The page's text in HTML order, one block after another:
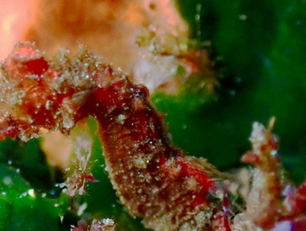
訪日外国人
貸切ツアー 赤ダレ 赤ちゃん 赤っ禿
雨でも楽しめる 電動アシスト自転車
魅力再発見
魚 魚いっぱい 黒クマ 伊豆大島 星空
体験ダイビング
初心者 中級者 上級者 自然体験ツアー
カップル
グループ 団体 お一人